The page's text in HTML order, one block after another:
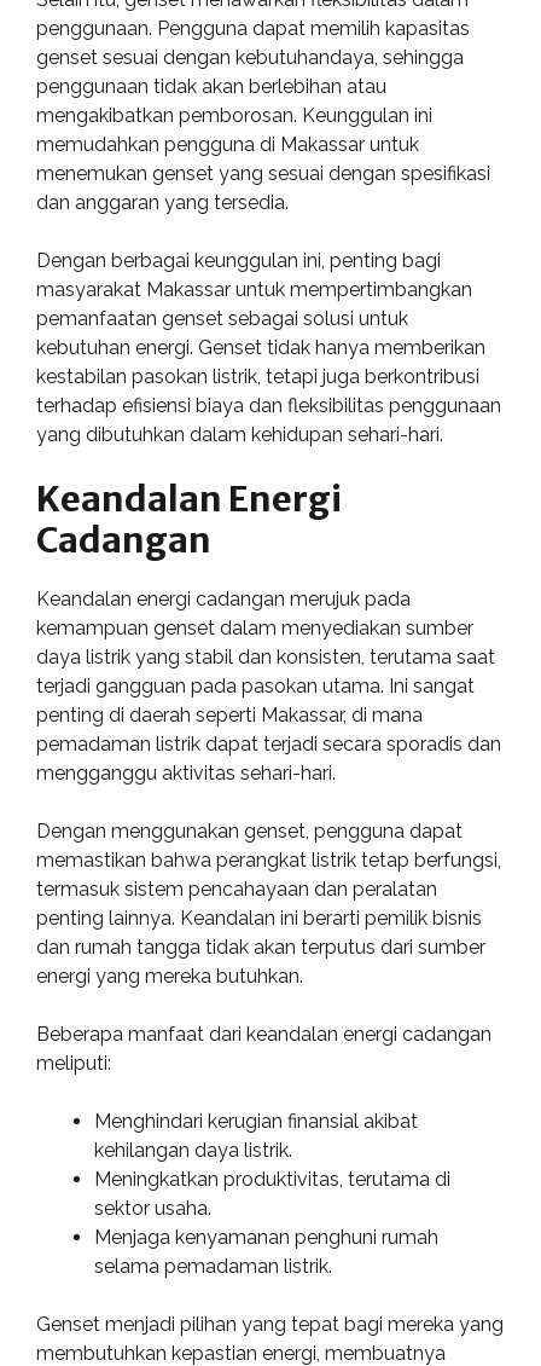
penggunaan. Pengguna dapat memilih kapasitas
genset sesuai dengan kebutuhandaya, sehingga
penggunaan tidak akan berlebihan atau
mengakibatkan pemborosan. Keunggulan ini
memudahkan pengguna di Makassar untuk
menemukan genset yang sesuai dengan spesifikasi
dan anggaran yang tersedia.
Dengan berbagai keunggulan ini, penting bagi
masyarakat Makassar untuk mempertimbangkan
pemanfaatan genset sebagai solusi untuk
kebutuhan energi. Genset tidak hanya memberikan
kestabilan pasokan listrik, tetapi juga berkontribusi
terhadap efisiensi biaya dan fleksibilitas penggunaan
yang dibutuhkan dalam kehidupan sehari-hari.
Keandalan Energi
Cadangan
Keandalan energi cadangan merujuk pada
kemampuan genset dalam menyediakan sumber
daya listrik yang stabil dan konsisten, terutama saat
terjadi gangguan pada pasokan utama. Ini sangat
penting di daerah seperti Makassar, di mana
pemadaman listrik dapat terjadi secara sporadis dan
mengganggu aktivitas sehari-hari.
Dengan menggunakan genset, pengguna dapat
memastikan bahwa perangkat listrik tetap berfungsi,
termasuk sistem pencahayaan dan peralatan
penting lainnya. Keandalan ini berarti pemilik bisnis
dan rumah tangga tidak akan terputus dari sumber
energi yang mereka butuhkan.
Beberapa manfaat dari keandalan energi cadangan
meliputi:
Menghindari kerugian finansial akibat
kehilangan daya listrik.
Meningkatkan produktivitas, terutama di
sektor usaha.
Menjaga kenyamanan penghuni rumah
selama pemadaman listrik.
Genset menjadi pilihan yang tepat bagi mereka yang
membutuhkan kepastian energi, membuatnya